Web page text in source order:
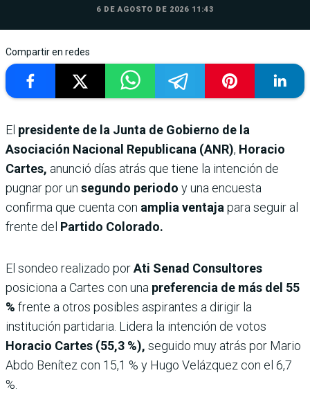
6 DE AGOSTO DE 2026 11:43
Compartir en redes
El presidente de la Junta de Gobierno de la
Asociación Nacional Republicana (ANR), Horacio
Cartes, anunció días atrás que tiene la intención de
pugnar por un segundo periodo y una encuesta
confirma que cuenta con amplia ventaja para seguir al
frente del Partido Colorado.
El sondeo realizado porAti Senad Consultores
posiciona a Cartes con una preferencia de más del 55
% frente a otros posibles aspirantes a dirigir la
institución partidaria. Lidera la intención de votos
Horacio Cartes (55,3 %), seguido muy atrás por Mario
Abdo Benítez con 15,1 % y Hugo Velázquez con el 6,7
%.